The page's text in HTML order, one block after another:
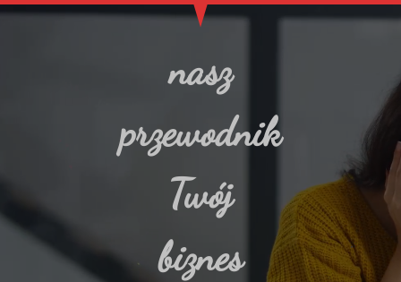
nasz
przewodnik
Twój
biznes